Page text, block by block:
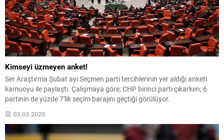
Kimseyi üzmeyen anket!
Ser Araştırma Şubat ayı Seçmen parti tercihlerinin yer aldığı anketi
kamuoyu ile paylaştı. Çalışmaya göre; CHP birinci parti çıkarken; 6
partinin de yüzde 7'lik seçim barajını geçtiği görülüyor.
03.03.2025